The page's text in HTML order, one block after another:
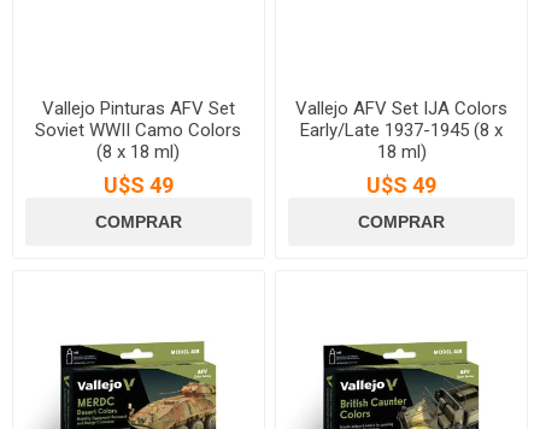
Vallejo Pinturas AFV Set
Soviet WWII Camo Colors
(8 x 18 ml)
U$S 49
Vallejo AFV Set IJA Colors
Early/Late 1937-1945 (8 x
18 ml)
U$S 49